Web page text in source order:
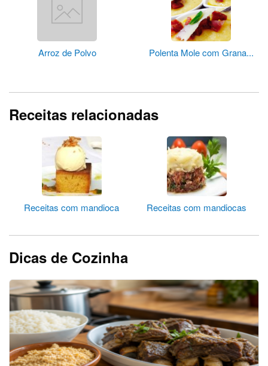
Arroz de Polvo Polenta Mole com Grana...
Receitas relacionadas
Receitas com mandioca Receitas com mandiocas
Dicas de Cozinha